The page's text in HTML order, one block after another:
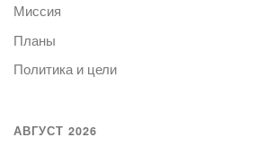
Миссия
Планы
Политика и цели
АВГУСТ 2026